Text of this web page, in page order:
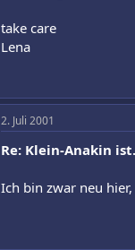
take care
Lena
2. Juli 2001
Re: Klein-Anakin
Ich bin zwar neu